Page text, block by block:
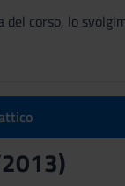
corso, lo